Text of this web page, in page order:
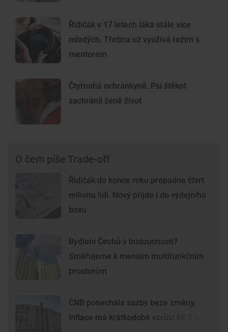
Řidičák v 17 letech láká stále více
mladých. Třetina už využívá režim s
mentorem
Čtyřnohá ochránkyně. Psí štěkot
zachránil ženě život
O čem píše Trade-off
Řidičák do konce roku propadne čtvrt
milionu lidí. Nový přijde i do výdejního
boxu
Bydlení Čechů v budoucnosti?
Směřujeme k menším multifunkčním
prostorům
ČNB ponechala sazby beze změny,
inflace má krátkodobě vzrůst ke 3 %